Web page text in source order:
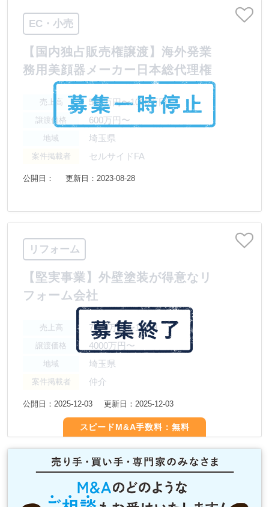
EC・小売
【国内独占販売権譲渡】海外発業
務用美顔器メーカー日本総代理権
売上高 500万円〜1000万円
譲渡価格 600万円〜
地域 埼玉県
案件掲載者 セルサイドFA
公開日： 更新日：2023-08-28
リフォーム
【堅実事業】外壁塗装が得意なリ
フォーム会社
売上高 7500万円〜1億円
譲渡価格 4000万円〜
地域 埼玉県
案件掲載者 仲介
公開日：2025-12-03 更新日：2025-12-03
スピードM&A手数料：無料